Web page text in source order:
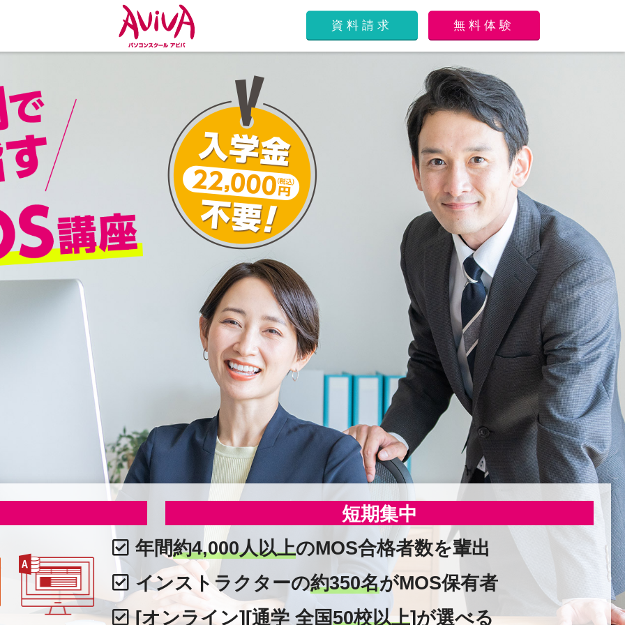
資料請求 無料体験
短期集中
年間約4,000人以上のMOS合格者数を輩出
インストラクターの約350名がMOS保有者
[オンライン][通学 全国50校以上]が選べる